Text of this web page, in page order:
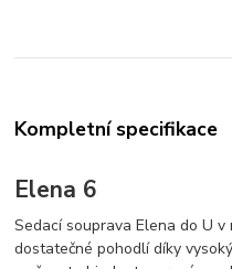
Kompletní specifikace
Elena 6
Sedací souprava Elena do U
dostatečné pohodlí díky